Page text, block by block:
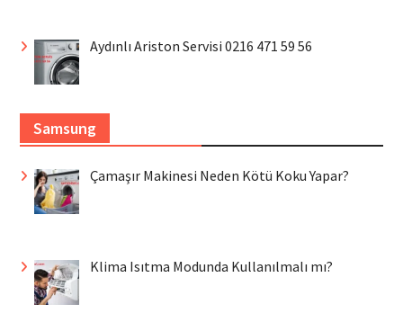
Aydınlı Ariston Servisi 0216 471 59 56
Samsung
Çamaşır Makinesi Neden Kötü Koku Yapar?
Klima Isıtma Modunda Kullanılmalı mı?